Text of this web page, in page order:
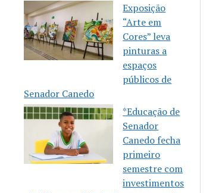
Exposição
“Arte em
Cores” leva
pinturas a
espaços
públicos de
Senador Canedo
*Educação de
Senador
Canedo fecha
primeiro
semestre com
investimentos
celebra 10
Senador Canedo anuncia
vagas para aulas gratuitas
de Karatê